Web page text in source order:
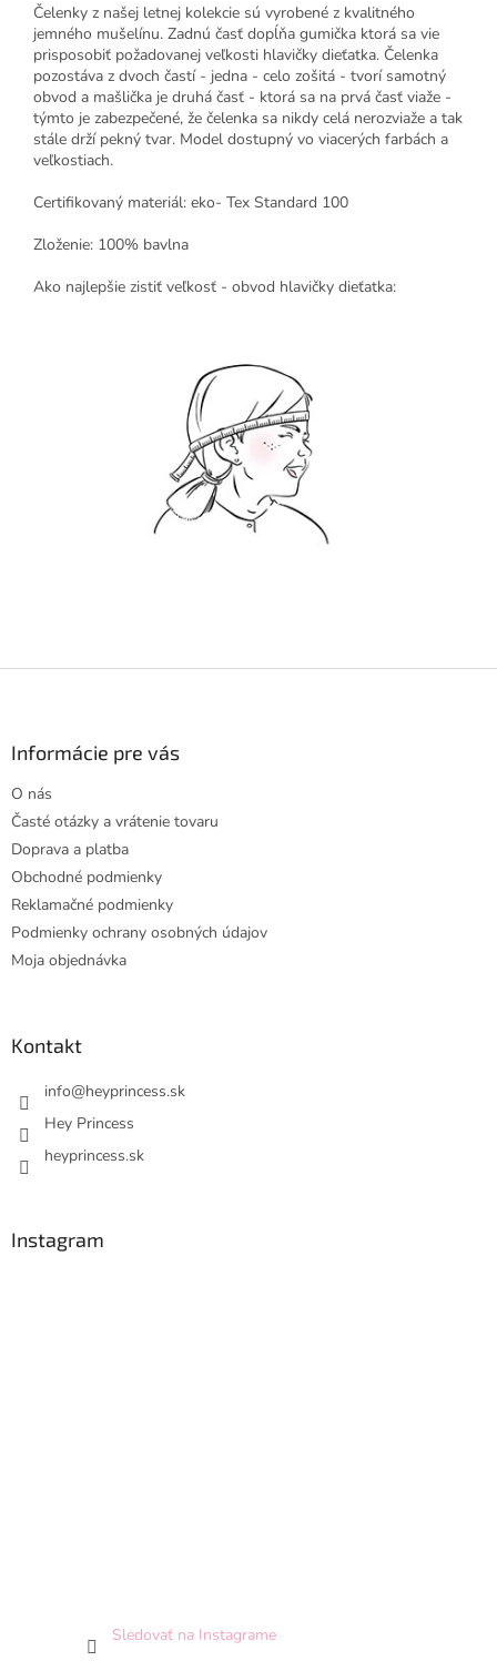
Čelenky z našej letnej kolekcie sú vyrobené z kvalitného
jemného mušelínu. Zadnú časť dopĺňa gumička ktorá sa vie
prisposobiť požadovanej veľkosti hlavičky dieťatka. Čelenka
pozostáva z dvoch častí - jedna - celo zošitá - tvorí samotný
obvod a mašlička je druhá časť - ktorá sa na prvá časť viaže -
týmto je zabezpečené, že čelenka sa nikdy celá nerozviaže a tak
stále drží pekný tvar. Model dostupný vo viacerých farbách a
veľkostiach.
Certifikovaný materiál: eko- Tex Standard 100
Zloženie: 100% bavlna
Ako najlepšie zistiť veľkosť - obvod hlavičky dieťatka:
Informácie pre vás
O nás
Časté otázky a vrátenie tovaru
Doprava a platba
Obchodné podmienky
Reklamačné podmienky
Podmienky ochrany osobných údajov
Moja objednávka
Kontakt
info@heyprincess.sk
Hey Princess
heyprincess.sk
Instagram
Sledovať na Instagrame